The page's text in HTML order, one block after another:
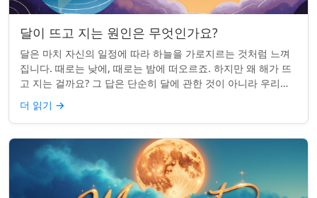
달이 뜨고 지는 원인은 무엇인가요?
달은 마치 자신의 일정에 따라 하늘을 가로지르는 것처럼 느껴
집니다. 때로는 낮에, 때로는 밤에 떠오르죠. 하지만 왜 해가 뜨
고 지는 걸까요? 그 답은 단순히 달에 관한 것이 아니라 우리에
관한 것입니다. 핵심 통찰:...
더 읽기 →